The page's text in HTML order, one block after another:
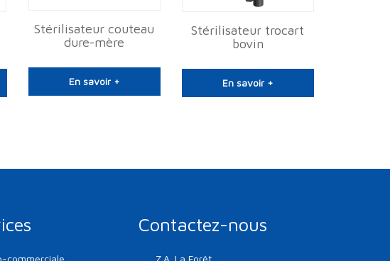
Stérilisateur couteau
dure-mère
En savoir +
Stérilisateur trocart
bovin
En savoir +
commerciale
Contactez-nous
Z.A. La Forêt